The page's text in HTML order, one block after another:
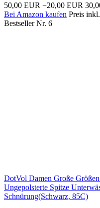
50,00 EUR −20,00 EUR
Bei Amazon kaufen Preis
Bestseller Nr. 6
DotVol Damen Große
Ungepolsterte Spitze
Schnürung(Schwarz, 85C)